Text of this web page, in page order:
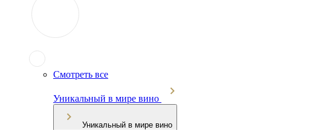
Смотреть все
Уникальный в мире вино
Уникальный в мире вино